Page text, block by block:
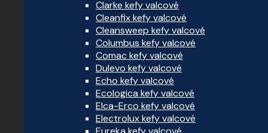
Clarke kefy valcové
Cleanfix kefy valcové
Cleansweep kefy valcové
Columbus kefy valcové
Comac kefy valcové
Dulevo kefy valcové
Echo kefy valcové
Ecologica kefy valcové
Elca-Erco kefy valcové
Electrolux kefy valcové